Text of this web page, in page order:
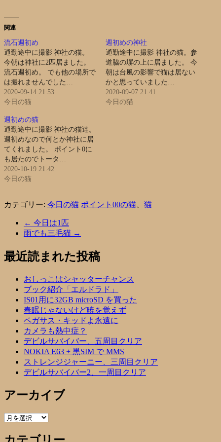
関連
流石週初め
通勤途中に撮影 神社の猫。
今朝は神社に2匹居ました。
流石週初め。 でも他の場所で
は撮れませんでした…
2020-09-14 21:53
今日の猫
週初めの神社
通勤途中に撮影 神社の猫。参
道脇の塀の上に居ました。 今
朝は台風の影響で猫は居ない
かと思っていました…
2020-09-07 21:41
今日の猫
週初めの猫
通勤途中に撮影 神社の猫達。
週初めなので何とか神社に居
てくれました。 ポイント0に
も居たのでトータ…
2020-10-19 21:42
今日の猫
カテゴリー: 今日の猫 ポイント00の猫 猫
← 今日は1匹
雨でも三毛猫 →
最近読まれた投稿
おしっこはシャッターチャンス
ブック紹介「エルドラド」
IS01用に32GB microSD を買った
春眠じゃないけど暁を覚えず
ペガサス・キッドよ永遠に
カメラも熱中症？
デビルサバイバー、五周目クリア
NOKIA E63 + 黒SIM で MMS
ストレンジジャーニー、三周目クリア
デビルサバイバー2、一周目クリア
アーカイブ
ア
カ